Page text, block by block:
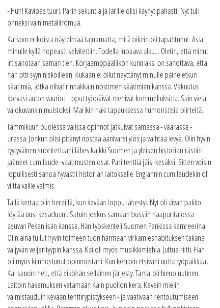
- Huh! Kävipäs tuuri. Parin sekuntia ja Jarille olisi käynyt pahasti. Nyt tuli
onneksi vain metalliromua.
Katsoin erikoista näytelmää tajuamatta, mitä oikein oli tapahtunut. Asia
minulle kyllä nopeasti selvitettiin. Todella lupaava alku... Oletin, että minut
irtisanotaan saman tien. Korjaamopäällikön kunniaksi on sanottava, että
hän otti syyn niskoilleen. Kukaan ei ollut näyttänyt minulle paineletkun
säätimiä, jotka olivat rinnakkain nostimen säätimien kanssa. Vakuutus
korvasi auton vauriot. Loput työpäivät menivät kommelluksitta. Sain vielä
valokuvankin muistoksi. Marikin näki tapauksessa humoristisia piirteitä.
Tammikuun puolessa välissä opinnot jatkuivat samassa - väärässä -
urassa. Jonkun olisi pitänyt nostaa äänivarsi ylös ja vaihtaa levyä. Olin hyvin
tyytyväinen suoritettuani lähes kaikki Suomen ja yleisen historian rästiin
jääneet cum laude -vaatimusten osat. Pari tenttiä jäisi kesäksi. Sitten voisin
lopullisesti sanoa hyvästit historian laitokselle. Englannin cum laudekin oli
viittä vaille valmis.
Tällä kertaa olin hereillä, kun kevään loppu lähestyi. Nyt oli aivan pakko
löytää uusi kesäduuni. Satuin joskus samaan bussiin naapuritalossa
asuvan Pekan isän kanssa. Hän työskenteli Suomen Pankissa kamreerina.
Olin aina tullut hyvin toimeen tuon harmaan virkamieshabituksen takana
väijyvän veijarityypin kanssa. Kai oli myös musiikkimiehiä. Juttua riitti. Hän
oli myös kiinnostunut opinnoistani. Kun kerroin etsiväni uutta työpaikkaa,
Kai sanoin heti, että eiköhän sellainen järjesty. Tämä oli hieno uutinen.
Laitoin hakemuksen vetämään Kain puollon kera. Kevein mielin
valmistauduin kevään tenttirypistykseen - ja vaativaan rentoutumiseen